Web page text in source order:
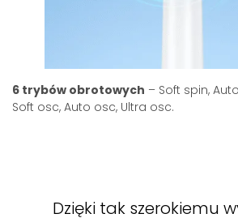
6 trybów obrotowych – Soft spin,
Soft osc, Auto osc, Ultra osc.
Dzięki tak szerokiemu